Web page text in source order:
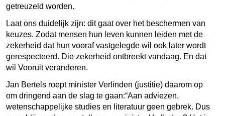
getreuzeld worden.
Laat ons duidelijk zijn: dit gaat over het beschermen van
keuzes. Zodat mensen hun leven kunnen leiden met de
zekerheid dat hun vooraf vastgelegde wil ook later wordt
gerespecteerd. Die zekerheid ontbreekt vandaag. En dat
wil Vooruit veranderen.
Jan Bertels roept minister Verlinden (justitie) daarom op
om dringend aan de slag te gaan:“Aan adviezen,
wetenschappelijke studies en literatuur geen gebrek. Dus